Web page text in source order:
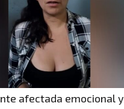
afectada emocional y